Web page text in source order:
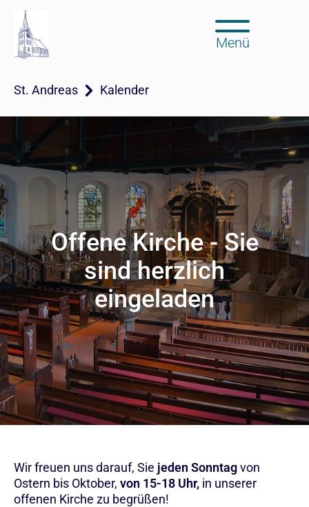
Menü
St. Andreas Kalender
Offene Kirche - Sie
sind herzlich
eingeladen
Wir freuen uns darauf, Sie jeden Sonntagvon
Ostern bis Oktober, von 15-18 Uhr, in unserer
offenen Kirche zu begrüßen!